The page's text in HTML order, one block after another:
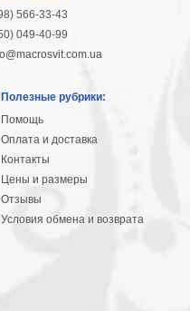
566-33-43
049-40-99
Полезные рубрики:
Помощь
Оплата и доставка
Контакты
Цены и размеры
Отзывы
Условия обмена и возврата